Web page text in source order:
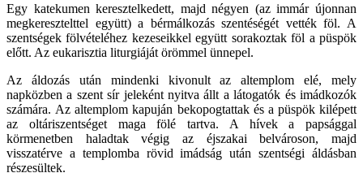
Egy katekumen keresztelkedett, majd négyen (az immár újonnan
megkeresztelttel együtt) a bérmálkozás szentéségét vették föl. A
szentségek fölvételéhez kezeseikkel együtt sorakoztak föl a püspök
előtt. Az eukarisztia liturgiáját örömmel ünnepel.
Az áldozás után mindenki kivonult az altemplom elé, mely
napközben a szent sír jeleként nyitva állt a látogatók és imádkozók
számára. Az altemplom kapuján bekopogtattak és a püspök kilépett
az oltáriszentséget maga fölé tartva. A hívek a papsággal
körmenetben haladtak végig az éjszakai belvároson, majd
visszatérve a templomba rövid imádság után szentségi áldásban
részesültek.